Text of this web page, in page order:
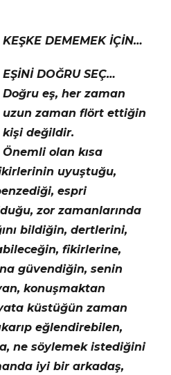
KEŞKE DEMEMEK İÇİN…
EŞİNİ DOĞRU SEÇ…
Doğru eş, her zaman
uzun zaman flört ettiğin
kişi değildir.
Önemli olan kısa
uyuştuğu,
espri
zor zamanlarında
bildiğin, dertlerini,
fikirlerine,
güvendiğin, senin
konuşmaktan
küstüğün zaman
eğlendirebilen,
ne söylemek istediğini
iyi bir arkadaş,